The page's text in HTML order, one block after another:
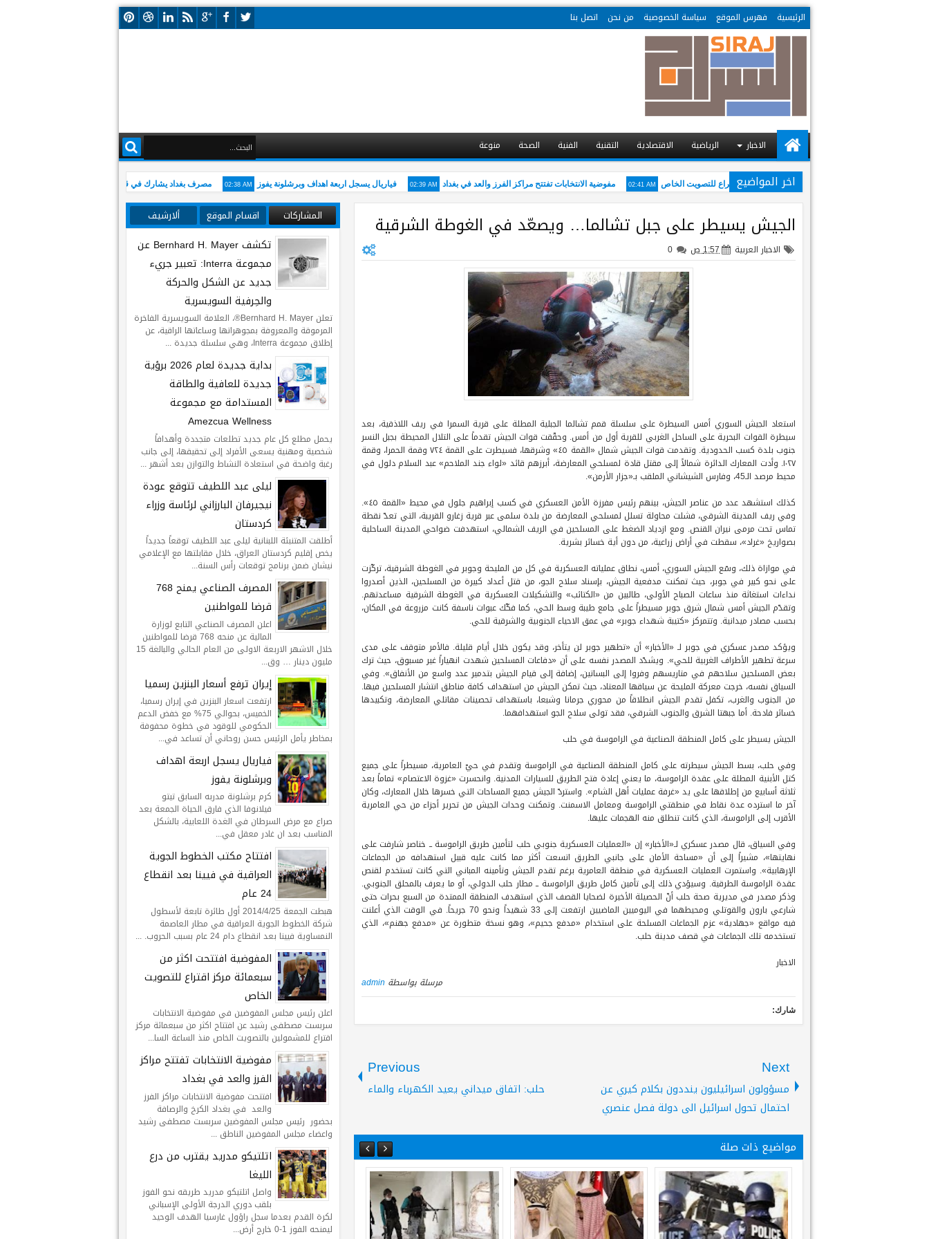
الرئيسية فهرس الموقع سياسة الخصوصية من نحن اتصل بنا
الاخبار الرياضية الاقتصادية التقنية الفنية الصحة منوعة
اخر المواضيع مصرف بغداد يشارك في قمة الأعمال الأمريكية–العراقية ويؤكد 02:41 AM المفوضية افتتحت اكثر من سبعمائة مركز اقتراع للتصويت الخاص 02:39 AM مفوضية الانتخابات تفتتح مراكز الفرز والعد في بغداد 02:38 AM فياريال يسجل اربعة اهداف وبرشلونة يفوز
الجيش يسيطر على جبل تشالما… ويصعّد في الغوطة الشرقية
0 الاخبار العربية 1:57 ص
استعاد الجيش السوري أمس السيطرة على سلسلة قمم تشالما الجبلية المطلة على قرية السمرا في ريف اللاذقية، بعد
سيطرة القوات البحرية على الساحل الغربي للقرية أول من أمس. وحقّقت قوات الجيش تقدماً على التلال المحيطة بجبل النسر
جنوب بلدة كسب الحدودية. وتقدمت قوات الجيش شمال «القمة ٤٥» وشرقها، فسيطرت على القمة ٧٢٤ وقمة الحمرا، وقمة
١٠٢٧. وأدت المعارك الدائرة شمالاً إلى مقتل قادة لمسلحي المعارضة، أبرزهم قائد «لواء جند الملاحم» عبد السلام دلول في
محيط مرصد الـ45، وفارس الشيشاني الملقب بـ«جزار الأرمن».
كذلك استشهد عدد من عناصر الجيش، بينهم رئيس مفرزة الأمن العسكري في كسب إبراهيم جلول في محيط «القمة ٤٥».
وفي ريف المدينة الشرقي، فشلت محاولة تسلل لمسلحي المعارضة من بلدة سلمى عبر قرية زغارو القريبة، التي تعدّ نقطة
تماس تحت مرمى نيران القنص. ومع ازدياد الضغط على المسلحين في الريف الشمالي، استهدفت ضواحي المدينة الساحلية
بصواريخ «غراد»، سقطت في أراض زراعية، من دون أية خسائر بشرية.
في موازاة ذلك، وسّع الجيش السوري، أمس، نطاق عملياته العسكرية في كل من المليحة وجوبر في الغوطة الشرقية، تركّزت
على نحو كبير في جوبر، حيث تمكنت مدفعية الجيش، بإسناد سلاح الجو، من قتل أعداد كبيرة من المسلحين، الذين أصدروا
نداءات استغاثة منذ ساعات الصباح الأولى، طالبين من «الكتائب» والتشكيلات العسكرية في الغوطة الشرقية مساعدتهم.
وتقدّم الجيش أمس شمال شرق جوبر مسيطراً على جامع طيبة وسط الحي، كما فكّك عبوات ناسفة كانت مزروعة في المكان،
بحسب مصادر ميدانية. وتتمركز «كتيبة شهداء جوبر» في عمق الاحياء الجنوبية والشرقية للحي.
ويؤكد مصدر عسكري في جوبر لـ «الأخبار» أن «تطهير جوبر لن يتأخر، وقد يكون خلال أيام قليلة. فالأمر متوقف على مدى
سرعة تطهير الأطراف الغربية للحي». ويشدّد المصدر نفسه على أن «دفاعات المسلحين شهدت انهياراً غير مسبوق، حيث ترك
بعض المسلحين سلاحهم في متاريسهم وفروا إلى البساتين، إضافة إلى قيام الجيش بتدمير عدد واسع من الأنفاق». وفي
السياق نفسه، خرجت معركة المليحة عن سياقها المعتاد، حيث تمكن الجيش من استهداف كافة مناطق انتشار المسلحين فيها.
من الجنوب والغرب، تكفل تقدم الجيش انطلاقاً من محوري جرمانا وشبعا، باستهداف تحصينات مقاتلي المعارضة، وتكبيدها
خسائر فادحة. أما جبهتا الشرق والجنوب الشرقي، فقد تولى سلاح الجو استهدافهما.
الجيش يسيطر على كامل المنطقة الصناعية في الراموسة في حلب
وفي حلب، بسط الجيش سيطرته على كامل المنطقة الصناعية في الراموسة وتقدم في حيّ العامرية، مسيطراً على جميع
كتل الأبنية المطلة على عقدة الراموسة، ما يعني إعادة فتح الطريق للسيارات المدنية. وانحسرت «غزوة الاعتصام» تماماً بعد
ثلاثة أسابيع من إطلاقها على يد «غرفة عمليات أهل الشام». واستردّ الجيش جميع المساحات التي خسرها خلال المعارك، وكان
آخر ما استرده عدة نقاط في منطقتي الراموسة ومعامل الاسمنت. وتمكنت وحدات الجيش من تحرير أجزاء من حي العامرية
الأقرب إلى الراموسة، الذي كانت تنطلق منه الهجمات عليها.
وفي السياق، قال مصدر عسكري لـ«الأخبار» إن «العمليات العسكرية جنوبي حلب لتأمين طريق الراموسة ــ خناصر شارفت على
نهايتها»، مشيراً إلى أن «مساحة الأمان على جانبي الطريق اتسعت أكثر مما كانت عليه قبيل استهدافه من الجماعات
الإرهابية». واستمرت العمليات العسكرية في منطقة العامرية برغم تقدم الجيش وتأمينه المباني التي كانت تستخدم لقنص
عقدة الراموسة الطرقية. وسيؤدي ذلك إلى تأمين كامل طريق الراموسة ــ مطار حلب الدولي، أو ما يعرف بالمحلق الجنوبي.
وذكر مصدر في مديرية صحة حلب أنّ الحصيلة الأخيرة لضحايا القصف الذي استهدف المنطقة الممتدة من السبع بحرات حتى
شارعي بارون والقوتلي ومحيطهما في اليوميين الماضيين ارتفعت إلى 33 شهيداً ونحو 70 جريحاً. في الوقت الذي أعلنت
فيه مواقع «جهادية» عزم الجماعات المسلحة على استخدام «مدفع جحيم»، وهو نسخة متطورة عن «مدفع جهنم»، الذي
تستخدمه تلك الجماعات في قصف مدينة حلب.
الاخبار
مرسلة بواسطة admin
شارك:
Next
مسؤولون اسرائيليون ينددون بكلام كيري عن
احتمال تحول اسرائيل الى دولة فصل عنصري
Previous
حلب: اتفاق ميداني يعيد الكهرباء والماء
مواضيع ذات صلة
المشاركات اقسام الموقع ألارشيف
تكشف Bernhard H. Mayer عن
مجموعة Interra: تعبير جريء
جديد عن الشكل والحركة
والحِرفية السويسرية
تعلن Bernhard H. Mayer®، العلامة السويسرية الفاخرة
المرموقة والمعروفة بمجوهراتها وساعاتها الراقية، عن
إطلاق مجموعة Interra، وهي سلسلة جديدة ...
بداية جديدة لعام 2026 برؤية
جديدة للعافية والطاقة
المستدامة مع مجموعة
Amezcua Wellness
يحمل مطلع كل عام جديد تطلعات متجددة وأهدافاً
شخصية ومهنية يسعى الأفراد إلى تحقيقها، إلى جانب
رغبة واضحة في استعادة النشاط والتوازن بعد أشهر ...
ليلى عبد اللطيف تتوقع عودة
نيجيرفان البارزاني لرئاسة وزراء
كردستان
أطلقت المتنبئة اللبنانية ليلى عبد اللطيف توقعاً جديداً
يخص إقليم كردستان العراق، خلال مقابلتها مع الإعلامي
نيشان ضمن برنامج توقعات رأس السنة...
المصرف الصناعي يمنح 768
قرضا للمواطنين
اعلن المصرف الصناعي التابع لوزارة
المالية عن منحه 768 قرضا للمواطنين
خلال الاشهر الاربعة الاولى من العام الحالي والبالغة 15
مليون دينار … وق...
إيران ترفع أسعار البنزين رسميا
ارتفعت اسعار البنزين في إيران رسميا،
الخميس، بحوالي 75% مع خفض الدعم
الحكومي للوقود في خطوة محفوفة
بمخاطر يأمل الرئيس حسن روحاني أن تساعد في...
فياريال يسجل اربعة اهداف
وبرشلونة يفوز
كرم برشلونة مدربه السابق تيتو
فيلانوفا الذي فارق الحياة الجمعة بعد
صراع مع مرض السرطان في الغدة اللعابية، بالشكل
المناسب بعد ان غادر معقل في...
افتتاح مكتب الخطوط الجوية
العراقية في فيينا بعد انقطاع
24 عام
هبطت الجمعة 2014/4/25 أول طائرة تابعة لأسطول
شركة الخطوط الجوية العراقية في مطار العاصمة
النمساوية فيينا بعد انقطاع دام 24 عام بسبب الحروب. ...
المفوضية افتتحت اكثر من
سبعمائة مركز اقتراع للتصويت
الخاص
اعلن رئيس مجلس المفوضين في مفوضية الانتخابات
سربست مصطفى رشيد عن افتتاح اكثر من سبعمائة مركز
اقتراع للمشمولين بالتصويت الخاص منذ الساعة السا...
مفوضية الانتخابات تفتتح مراكز
الفرز والعد في بغداد
افتتحت مفوضية الانتخابات مراكز الفرز
والعد في بغداد الكرخ والرصافة
بحضور رئيس مجلس المفوضين سربست مصطفى رشيد
واعضاء مجلس المفوضين الناطق ...
اتلتيكو مدريد يقترب من درع
الليغا
واصل اتلتيكو مدريد طريقه نحو الفوز
بلقب دوري الدرجة الأولى الإسباني
لكرة القدم بعدما سجل راؤول غارسيا الهدف الوحيد
ليمنحه الفوز 1-0 خارج أرض...